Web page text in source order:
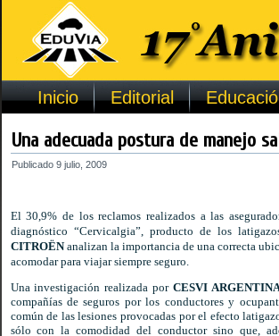
Inicio Editorial
Una adecuada postura de manejo
Publicado 9 julio, 2009
El 30,9% de los reclamos realizados a las
diagnóstico “Cervicalgia”, producto de los
CITROËNanalizan la importancia de una correcta
acomodar para viajar siempre seguro.
Una investigación realizada porCESVI
compañías de seguros por los conductores y
común de las lesiones provocadas por el efecto
sólo con la comodidad del conductor sino que,